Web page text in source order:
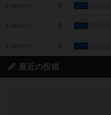
3点のゲーム 0
2点のゲーム 0
1点のゲーム 0
最近の投稿